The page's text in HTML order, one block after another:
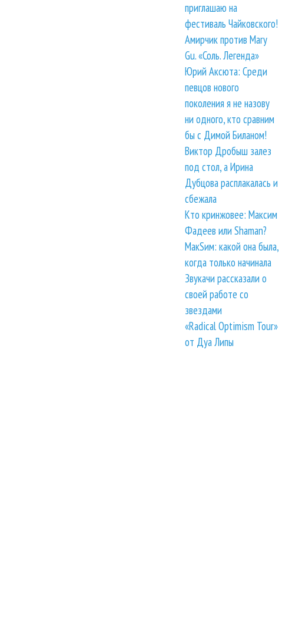
приглашаю на
фестиваль Чайковского!
Амирчик против Mary
Gu. «Соль. Легенда»
Юрий Аксюта: Среди
певцов нового
поколения я не назову
ни одного, кто сравним
бы с Димой Биланом!
Виктор Дробыш залез
под стол, а Ирина
Дубцова расплакалась и
сбежала
Кто кринжовее: Максим
Фадеев или Shaman?
МакSим: какой она была,
когда только начинала
Звукачи рассказали о
своей работе со
звездами
«Radical Optimism Tour»
от Дуа Липы